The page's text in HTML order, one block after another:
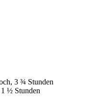
3 ¾ Stunden
1 ½ Stunden